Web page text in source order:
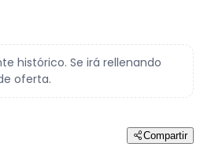
histórico. Se irá rellenando
oferta.
Compartir